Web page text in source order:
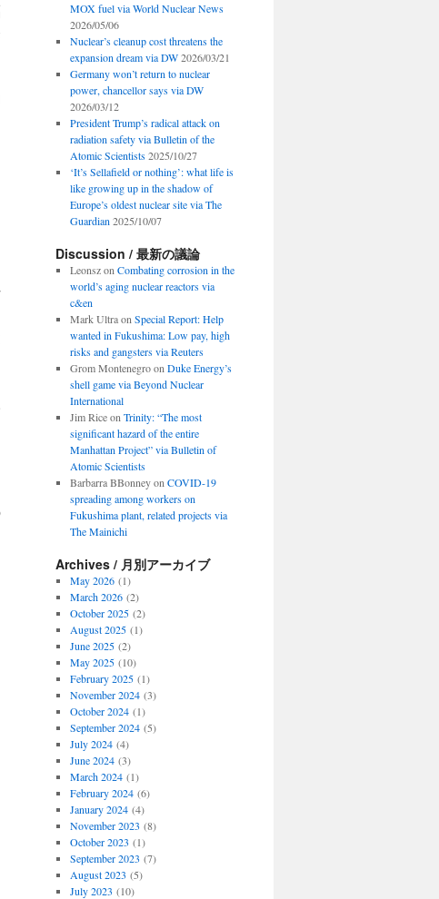
MOX fuel via World Nuclear News
2026/05/06
Nuclear’s cleanup cost threatens the
expansion dream via DW 2026/03/21
Germany won’t return to nuclear
power, chancellor says via DW
2026/03/12
President Trump’s radical attack on
radiation safety via Bulletin of the
Atomic Scientists 2025/10/27
‘It’s Sellafield or nothing’: what life is
like growing up in the shadow of
Europe’s oldest nuclear site via The
Guardian 2025/10/07
Discussion / 最新の議論
Leonszon Combating corrosion in the
world’s aging nuclear reactors via
c&en
Mark Ultraon Special Report: Help
wanted in Fukushima: Low pay, high
risks and gangsters via Reuters
Grom Montenegroon Duke Energy’s
shell game via Beyond Nuclear
International
Jim Riceon Trinity: “The most
significant hazard of the entire
Manhattan Project” via Bulletin of
Atomic Scientists
Barbarra BBonneyon COVID-19
spreading among workers on
Fukushima plant, related projects via
The Mainichi
Archives / 月別アーカイブ
May 2026(1)
March 2026(2)
October 2025(2)
August 2025(1)
June 2025(2)
May 2025(10)
February 2025(1)
November 2024(3)
October 2024(1)
September 2024(5)
July 2024(4)
June 2024(3)
March 2024(1)
February 2024(6)
January 2024(4)
November 2023 (8)
October 2023 (1)
September 2023 (7)
August 2023 (5)
July 2023 (10)